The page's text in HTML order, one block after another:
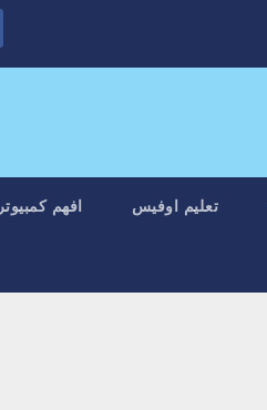
تعليم اوفيس افهم كمبيوتر